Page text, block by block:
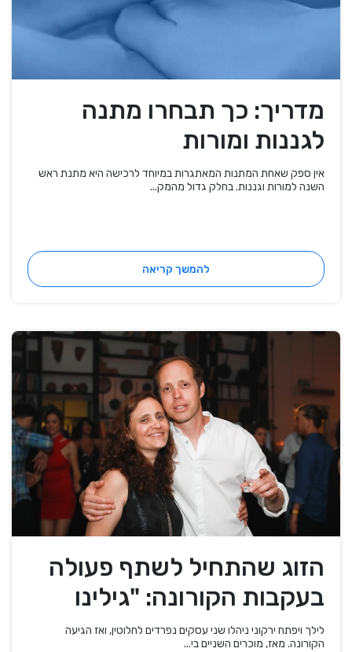
מדריך: כך תבחרו מתנה
לגננות ומורות
אין ספק שאחת המתנות המאתגרות במיוחד לרכישה היא מתנת ראש
השנה למורות וגננות. בחלק גדול מהמק...
להמשך קריאה
הזוג שהתחיל לשתף פעולה
בעקבות הקורונה: "גילינו
שהמוצרים שלנו משלימים"
לילך ויפתח ירקוני ניהלו שני עסקים נפרדים לחלוטין, ואז הגיעה
הקורונה. מאז, מוכרים השניים בי...